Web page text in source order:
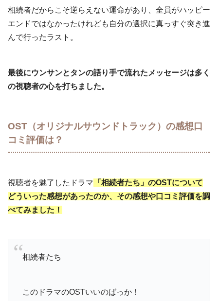
相続者だからこそ逆らえない運命があり、全員がハッピー
エンドではなかったけれども自分の選択に真っすぐ突き進
んで行ったラスト。
最後にウンサンとタンの語り手で流れたメッセージは多く
の視聴者の心を打ちました。
OST（オリジナルサウンドトラック）の感想口
コミ評価は？
視聴者を魅了したドラマ 「相続者たち」のOSTについて
どういった感想があったのか、その感想や口コミ評価を調
べてみました！
相続者たち
このドラマのOSTいいのばっか！